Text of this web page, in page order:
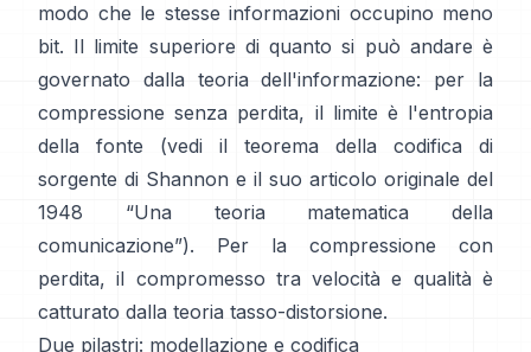
modo che le stesse informazioni occupino meno
bit. Il limite superiore di quanto si può andare è
governato dalla teoria dell'informazione: per la
compressione senza perdita, il limite è l'entropia
della fonte (vedi il
teorema della codifica di
sorgente di Shannon e il suo articolo originale del
1948
“Una teoria matematica della
comunicazione”). Per la compressione con
perdita, il compromesso tra velocità e qualità è
catturato dalla teoria tasso-distorsione.
Due pilastri: modellazione e codifica